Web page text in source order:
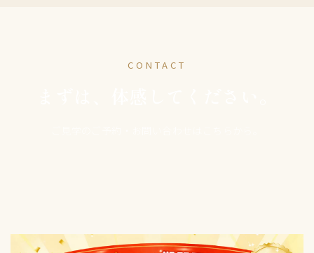
CONTACT